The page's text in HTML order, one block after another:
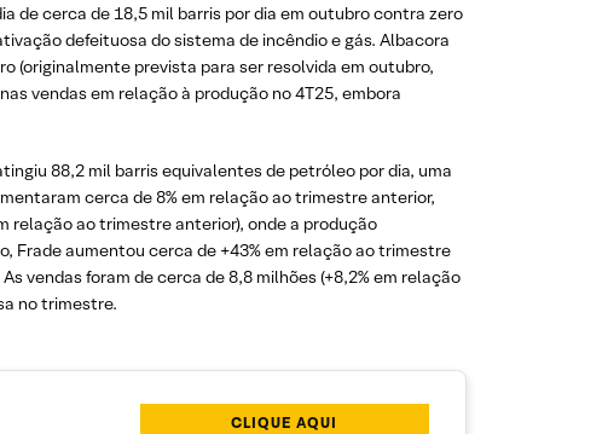
de cerca de 18,5 mil barris por dia em outubro contra zero
defeituosa do sistema de incêndio e gás. Albacora
(originalmente prevista para ser resolvida em outubro,
vendas em relação à produção no 4T25, embora
88,2 mil barris equivalentes de petróleo por dia, uma
cerca de 8% em relação ao trimestre anterior,
relação ao trimestre anterior), onde a produção
Frade aumentou cerca de +43% em relação ao trimestre
vendas foram de cerca de 8,8 milhões (+8,2% em relação
no trimestre.
CLIQUE AQUI